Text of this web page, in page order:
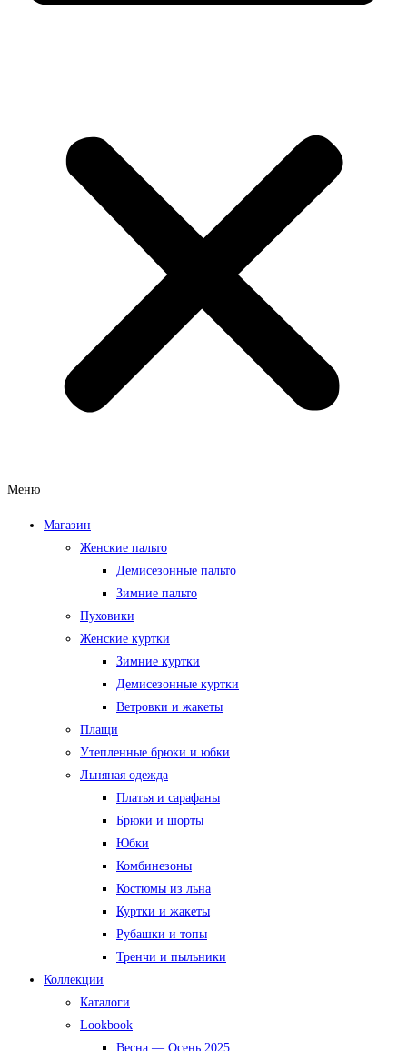
Меню
Магазин
Женские пальто
Демисезонные пальто
Зимние пальто
Пуховики
Женские куртки
Зимние куртки
Демисезонные куртки
Ветровки и жакеты
Плащи
Утепленные брюки и юбки
Льняная одежда
Платья и сарафаны
Брюки и шорты
Юбки
Комбинезоны
Костюмы из льна
Куртки и жакеты
Рубашки и топы
Тренчи и пыльники
Коллекции
Каталоги
Lookbook
Весна — Осень 2025